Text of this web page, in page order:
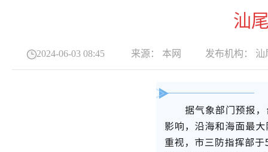
汕
2024-06-03 08:45 来源： 本网 发布机构： 汕